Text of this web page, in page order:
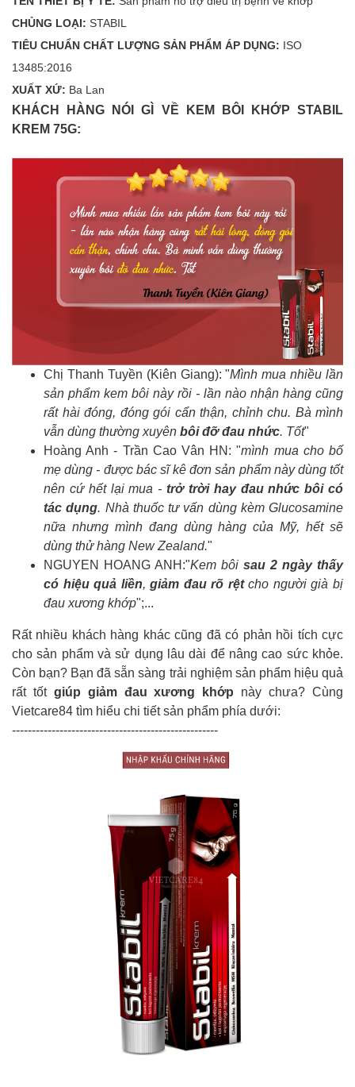
CHỦNG LOẠI: STABIL
TIÊU CHUẨN CHẤT LƯỢNG SẢN PHẨM ÁP DỤNG: ISO
13485:2016
XUẤT XỨ: Ba Lan
KHÁCH HÀNG NÓI GÌ VỀ KEM BÔI KHỚP STABIL
KREM 75G:
Chị Thanh Tuyền (Kiên Giang): "Mình mua nhiều lần
sản phẩm kem bôi này rồi - lần nào nhận hàng cũng
rất hài đóng, đóng gói cẩn thận, chỉnh chu. Bà mình
vẫn dùng thường xuyên bôi đỡ đau nhức. Tốt"
Hoàng Anh - Trần Cao Vân HN: "mình mua cho bố
mẹ dùng - được bác sĩ kê đơn sản phẩm này dùng tốt
nên cứ hết lại mua - trở trời hay đau nhức bôi có
tác dụng. Nhà thuốc tư vấn dùng kèm Glucosamine
nữa nhưng mình đang dùng hàng của Mỹ, hết sẽ
dùng thử hàng New Zealand."
NGUYEN HOANG ANH:"Kem bôi sau 2 ngày thấy
có hiệu quả liền, giảm đau rõ rệtcho người già bị
đau xương khớp";...
Rất nhiều khách hàng khác cũng đã có phản hồi tích cực
cho sản phẩm và sử dụng lâu dài để nâng cao sức khỏe.
Còn bạn? Bạn đã sẵn sàng trải nghiệm sản phẩm hiệu quả
rất tốt giúp giảm đau xương khớp này chưa? Cùng
Vietcare84 tìm hiểu chi tiết sản phẩm phía dưới:
----------------------------------------------------